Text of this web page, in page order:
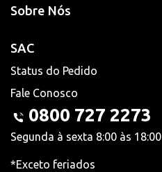
Sobre Nós
SAC
Status do Pedido
Fale Conosco
0800 727 2273
Segunda à sexta 8:00 às 18:00
*Exceto feriados